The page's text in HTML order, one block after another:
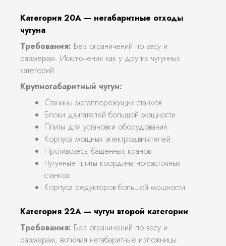
Категория 20А — негабаритные отходы
чугуна
Требования: Без ограничений по весу и
размерам. Исключения как у других чугунных
категорий.
Крупногабаритный чугун:
Станины металлорежущих станков
Блоки двигателей большой мощности
Плиты для установки оборудования
Корпуса мощных электродвигателей
Противовесы башенных кранов
Чугунные плиты координатно-расточных
станков
Корпуса редукторов большой мощности
Категория 22А — чугун второй категории
Требования: Без ограничений по весу и
размерам, включая негабаритные изложницы.